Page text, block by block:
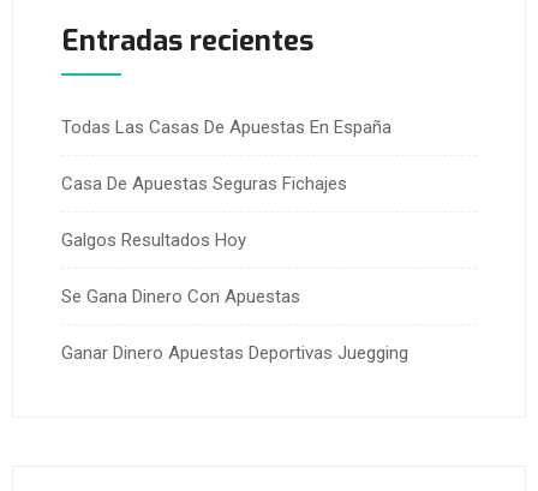
Entradas recientes
Todas Las Casas De Apuestas En España
Casa De Apuestas Seguras Fichajes
Galgos Resultados Hoy
Se Gana Dinero Con Apuestas
Ganar Dinero Apuestas Deportivas Juegging